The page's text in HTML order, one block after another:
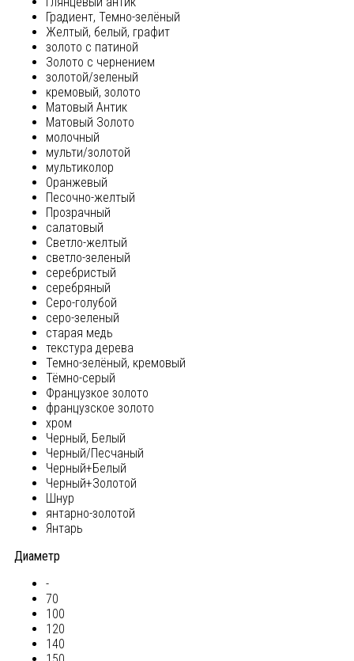
Градиент, Темно-зелёный
Желтый, белый, графит
золото с патиной
Золото с чернением
золотой/зеленый
кремовый, золото
Матовый Антик
Матовый Золото
молочный
мульти/золотой
мультиколор
Оранжевый
Песочно-желтый
Прозрачный
салатовый
Светло-желтый
светло-зеленый
серебристый
серебряный
Серо-голубой
серо-зеленый
старая медь
текстура дерева
Темно-зелёный, кремовый
Тёмно-серый
Французкое золото
французское золото
хром
Черный, Белый
Черный/Песчаный
Черный+Белый
Черный+Золотой
Шнур
янтарно-золотой
Янтарь
Диаметр
-
70
100
120
140